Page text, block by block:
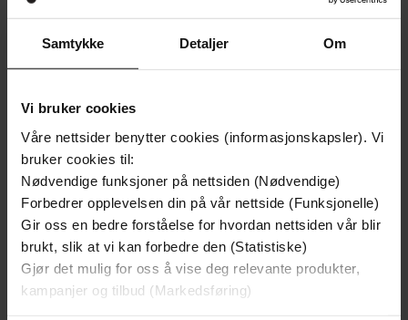
Samtykke Detaljer Om
Vi bruker cookies
Våre nettsider benytter cookies (informasjonskapsler). Vi
bruker cookies til:
Nødvendige funksjoner på nettsiden (Nødvendige)
Forbedrer opplevelsen din på vår nettside (Funksjonelle)
Gir oss en bedre forståelse for hvordan nettsiden vår blir
brukt, slik at vi kan forbedre den (Statistiske)
Gjør det mulig for oss å vise deg relevante produkter,
kampanjer og tilbud (Markedsføring)
229,-
Rachels ferie
Marian Keyes
Fremdeles meg